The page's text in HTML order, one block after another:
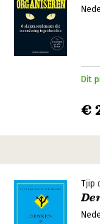
Dit
€
Tjip